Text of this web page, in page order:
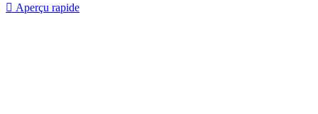
 Aperçu rapide